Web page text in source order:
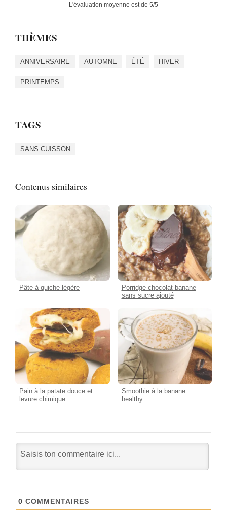
L'évaluation moyenne est de 5/5
THÈMES
ANNIVERSAIRE AUTOMNE ÉTÉ HIVER
PRINTEMPS
TAGS
SANS CUISSON
Contenus similaires
Pâte à quiche légère
Porridge chocolat banane
sans sucre ajouté
Pain à la patate douce et
levure chimique
Smoothie à la banane
healthy
0 COMMENTAIRES